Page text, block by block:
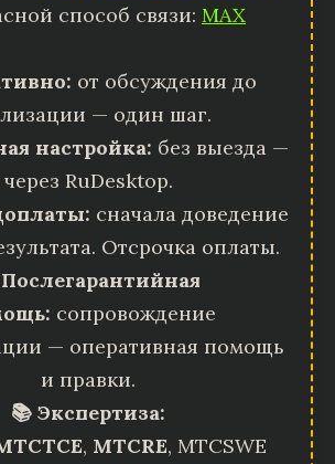
способ связи: MAX
от обсуждения до
— один шаг.
настройка: без выезда —
через RuDesktop.
сначала доведение
Отсрочка оплаты.
Послегарантийная
сопровождение
— оперативная помощь
и правки.
📚 Экспертиза:
, MTCRE, MTCSWE